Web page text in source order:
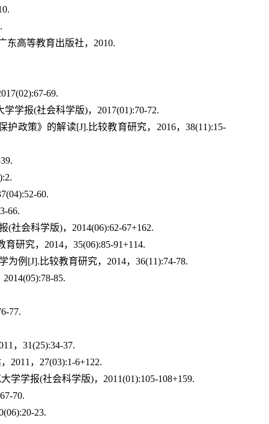
东高等教育出版社，2010.
69.
学报(社会科学版)，2017(01):70-72.
政策》的解读[J].比较教育研究，2016，38(11):15-
60.
66.
社会科学版)，2014(06):62-67+162.
研究，2014，35(06):85-91+114.
例[J].比较教育研究，2014，36(11):74-78.
85.
77.
，31(25):34-37.
2011，27(03):1-6+122.
学报(社会科学版)，2011(01):105-108+159.
70.
23.